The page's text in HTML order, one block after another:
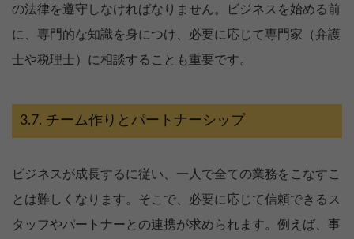
の法律を遵守しなければなりません。ビジネスを始める前
に、専門的な知識を身につけ、必要に応じて専門家（弁護
士や税理士）に相談することも重要です。
チーム作りとパートナーシップ
ビジネスが成長するに従い、一人で全ての業務をこなすこ
とは難しくなります。そこで、必要に応じて信頼できるス
タッフやパートナーとの連携が求められます。例えば、事